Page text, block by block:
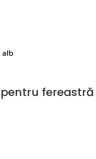
fereastră